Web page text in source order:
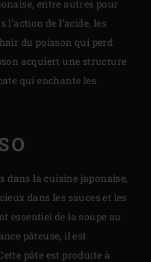
entre autres pour
de l’acide, les
du poisson qui perd
acquiert une structure
qui enchante les
dans la cuisine japonaise,
dans les sauces et les
essentiel de la soupe au
pâteuse, il est
pâte est produite à